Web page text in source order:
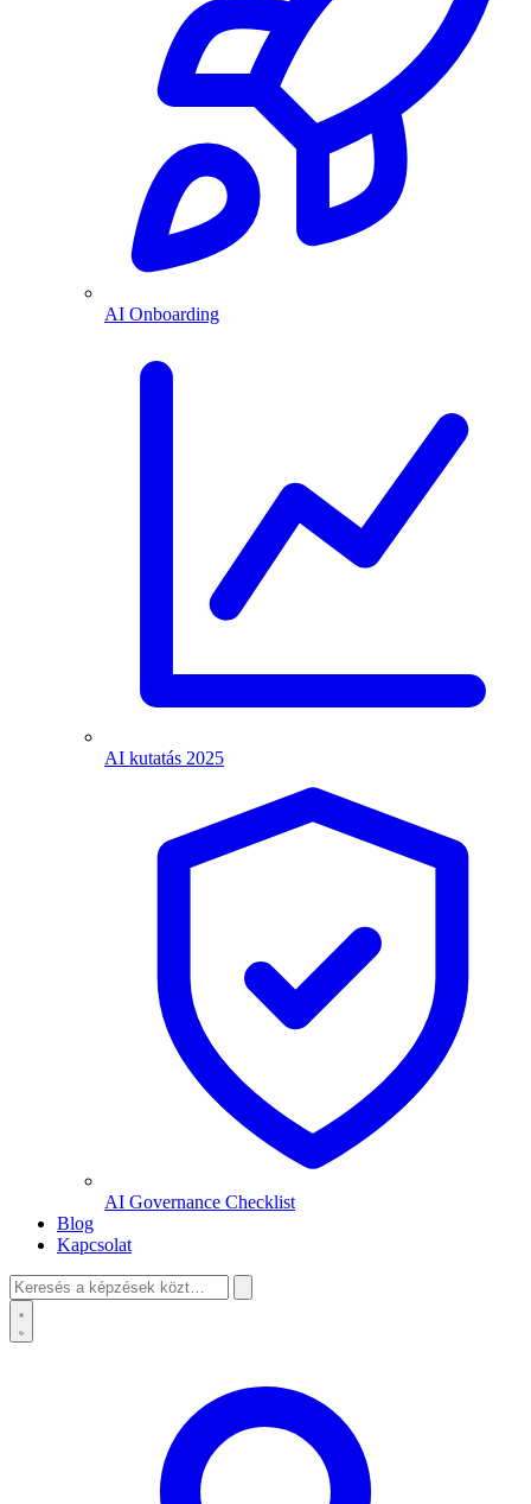
AI Onboarding
AI kutatás 2025
AI Governance Checklist
Blog
Kapcsolat